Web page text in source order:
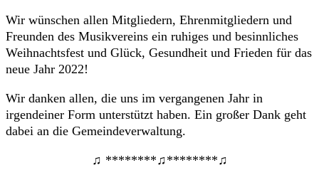
Wir wünschen allen Mitgliedern, Ehrenmitgliedern und
Freunden des Musikvereins ein ruhiges und besinnliches
Weihnachtsfest und Glück, Gesundheit und Frieden für das
neue Jahr 2022!
Wir danken allen, die uns im vergangenen Jahr in
irgendeiner Form unterstützt haben. Ein großer Dank geht
dabei an die Gemeindeverwaltung.
♫ ********♫********♫